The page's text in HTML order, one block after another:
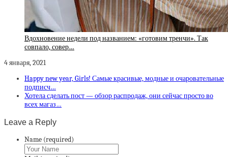
Вдохновение недели под названием: «готовим тренчи». Так
совпало, совер…
4 января, 2021
Happy new year, Girls! Самые красивые, модные и очаровательные
подписч…
Хотела сделать пост — обзор распродаж, они сейчас просто во
всех магаз…
Leave a Reply
Name (required)